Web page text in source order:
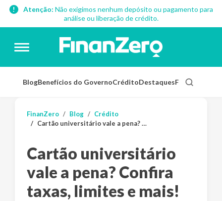
Atenção: Não exigimos nenhum depósito ou pagamento para
análise ou liberação de crédito.
BlogBenefícios do GovernoCréditoDestaquesFinanças
FinanZero Blog
Crédito
Cartão universitário vale a pena? Confira taxas, limites e mais!
Cartão universitário
vale a pena? Confira
taxas, limites e mais!